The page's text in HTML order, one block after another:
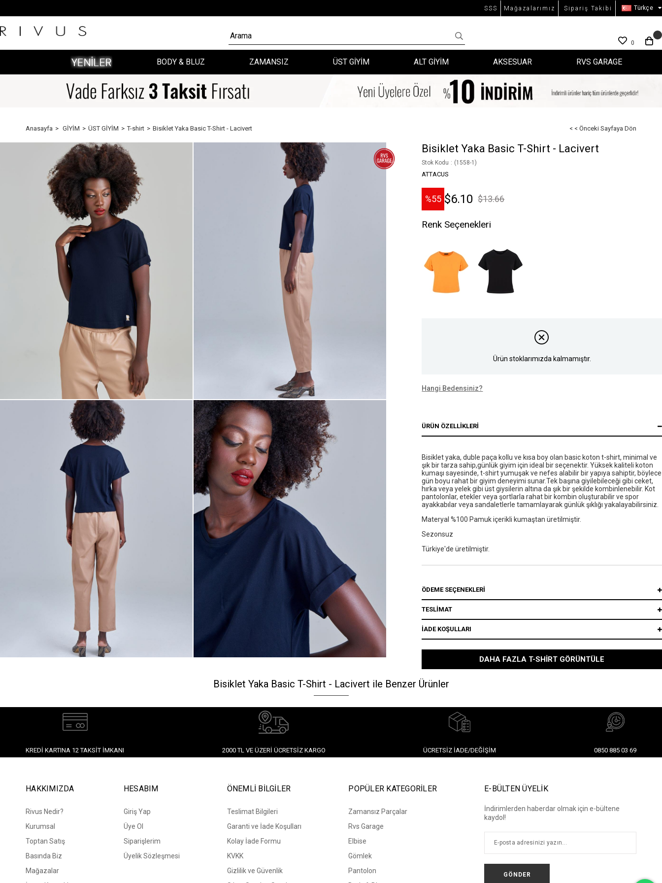
SSS Mağazalarımız Sipariş Takibi Türkçe
0
BODY & BLUZ ZAMANSIZ ÜST GİYİM ALT GİYİM AKSESUAR RVS GARAGE
Anasayfa GİYİM ÜST GİYİM T-shirt Bisiklet Yaka Basic T-Shirt - Lacivert < < Önceki Sayfaya Dön
Bisiklet Yaka Basic T-Shirt - Lacivert
Stok Kodu (1558-1)
ATTACUS
55 $13.66
$6.10
Renk Seçenekleri
Ürün stoklarımızda kalmamıştır.
Hangi Bedensiniz?
ÜRÜN ÖZELLIKLERI
Bisiklet yaka, duble paça kollu ve kısa boy olan basic koton t-shirt, minimal ve
şık bir tarza sahip,günlük giyim için ideal bir seçenektir. Yüksek kaliteli koton
kumaşı sayesinde, t-shirt yumuşak ve nefes alabilir bir yapıya sahiptir, böylece
gün boyu rahat bir giyim deneyimi sunar.Tek başına giyilebileceği gibi ceket,
hırka veya yelek gibi üst giysilerin altına da şık bir şekilde kombinlenebilir. Kot
pantolonlar, etekler veya şortlarla rahat bir kombin oluşturabilir ve spor
ayakkabılar veya sandaletlerle tamamlayarak günlük şıklığı yakalayabilirsiniz.
Materyal %100 Pamuk içerikli kumaştan üretilmiştir.
Sezonsuz
Türkiye'de üretilmiştir.
ÖDEME SEÇENEKLERI
TESLİMAT
İADE KOŞULLARI
DAHA FAZLA T-SHIRT GÖRÜNTÜLE
Bisiklet Yaka Basic T-Shirt - Lacivert ile Benzer Ürünler
KREDI KARTINA 12 TAKSIT İMKANI 2000 TL VE ÜZERI ÜCRETSIZ KARGO ÜCRETSIZ İADE/DEĞIŞIM 0850 885 03 69
HAKKIMIZDA
Rivus Nedir?
Kurumsal
Toptan Satış
Basında Biz
Mağazalar
HESABIM
Giriş Yap
Üye Ol
Siparişlerim
Üyelik Sözleşmesi
ÖNEMLİ BİLGİLER
Teslimat Bilgileri
Garanti ve İade Koşulları
Kolay İade Formu
KVKK
Gizlilik ve Güvenlik
POPÜLER KATEGORİLER
Zamansız Parçalar
Rvs Garage
Elbise
Gömlek
Pantolon
E-BÜLTEN ÜYELİK
İndirimlerden haberdar olmak için e-bültene
kaydol!
GÖNDER